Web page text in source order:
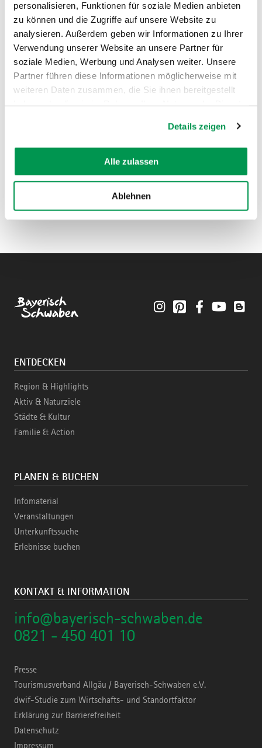
personalisieren, Funktionen für soziale Medien anbieten
zu können und die Zugriffe auf unsere Website zu
analysieren. Außerdem geben wir Informationen zu Ihrer
Verwendung unserer Website an unsere Partner für
soziale Medien, Werbung und Analysen weiter. Unsere
Partner führen diese Informationen möglicherweise mit
weiteren Daten zusammen, die Sie ihnen bereitgestellt
Details zeigen
Alle zulassen
Ablehnen
AUF DER KARTE ANZEIGEN
InstagramPinterestFacebookYouTube
ENTDECKEN
Region & Highlights
Aktiv & Naturziele
Städte & Kultur
Familie & Action
PLANEN & BUCHEN
Infomaterial
Veranstaltungen
Unterkunftssuche
Erlebnisse buchen
KONTAKT & INFORMATION
info@bayerisch-schwaben.de
0821 - 450 401 10
Presse
Tourismusverband Allgäu / Bayerisch-Schwaben e.V.
dwif-Studie zum Wirtschafts- und Standortfaktor
Erklärung zur Barrierefreiheit
Datenschutz
Impressum